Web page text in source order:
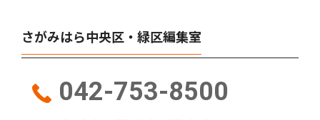
さがみはら中央区・緑区編集室
042-753-8500